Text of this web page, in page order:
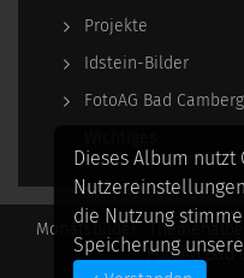
Projekte
Idstein-Bilder
FotoAG Bad Camberg
Monatsbilder
FotoAG Bad
Dieses Album nutzt
die Nutzung
Speicherung